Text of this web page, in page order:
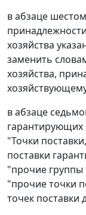
в абзаце
хозяйства
заменить
хозяйства,
в абзаце
гарантирующих
"Точки
поставки
"прочие группы
"прочие точки
точек поставки